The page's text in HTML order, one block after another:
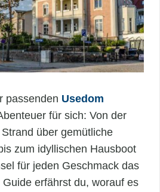
passenden Usedom
für sich: Von der
über gemütliche
zum idyllischen Hausboot
für jeden Geschmack das
erfährst du, worauf es